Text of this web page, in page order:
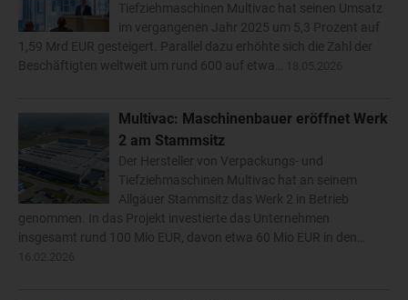
Tiefziehmaschinen Multivac hat seinen Umsatz
im vergangenen Jahr 2025 um 5,3 Prozent auf
1,59 Mrd EUR gesteigert. Parallel dazu erhöhte sich die Zahl der
Beschäftigten weltweit um rund 600 auf etwa…
Multivac: Maschinenbauer eröffnet Werk
2 am Stammsitz
Der Hersteller von Verpackungs- und
Tiefziehmaschinen Multivac hat an seinem
Allgäuer Stammsitz das Werk 2 in Betrieb
genommen. In das Projekt investierte das Unternehmen
insgesamt rund 100 Mio EUR, davon etwa 60 Mio EUR in den…